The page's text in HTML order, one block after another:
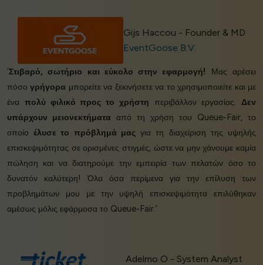
Gijs Haccou - Founder & MD
EventGoose B.V.
‘Στιβαρό, σωτήριο και εύκολο στην εφαρμογή! Μας αρέσει
πόσογρήγορα μπορείτε να ξεκινήσετε να το χρησιμοποιείτε και με
ένα πολύ φιλικό προς το χρήστη περιβάλλον εργασίας. Δεν
υπάρχουν μειονεκτήματα από τη χρήση του Queue-Fair, το
οποίοέλυσε το πρόβλημά μας για τη διαχείριση της υψηλής
επισκεψιμότητας σε ορισμένες στιγμές, ώστε να μην χάνουμε καμία
πώληση και να διατηρούμε την εμπειρία των πελατών όσο το
δυνατόν καλύτερη! Όλα όσα περίμενα για την επίλυση των
προβλημάτων μου με την υψηλή επισκεψιμότητα επιλύθηκαν
αμέσως μόλις εφάρμοσα το Queue-Fair.’
Adelmo O - System Analyst